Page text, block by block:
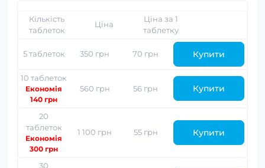
Кількість
таблеток
Ціна
Ціна за 1
таблетку
5 таблеток 350 грн 70 грн Купити
10 таблеток
Економія
140 грн
560 грн 56 грн Купити
20
таблеток
Економія
300 грн
1 100 грн 55 грн Купити
30